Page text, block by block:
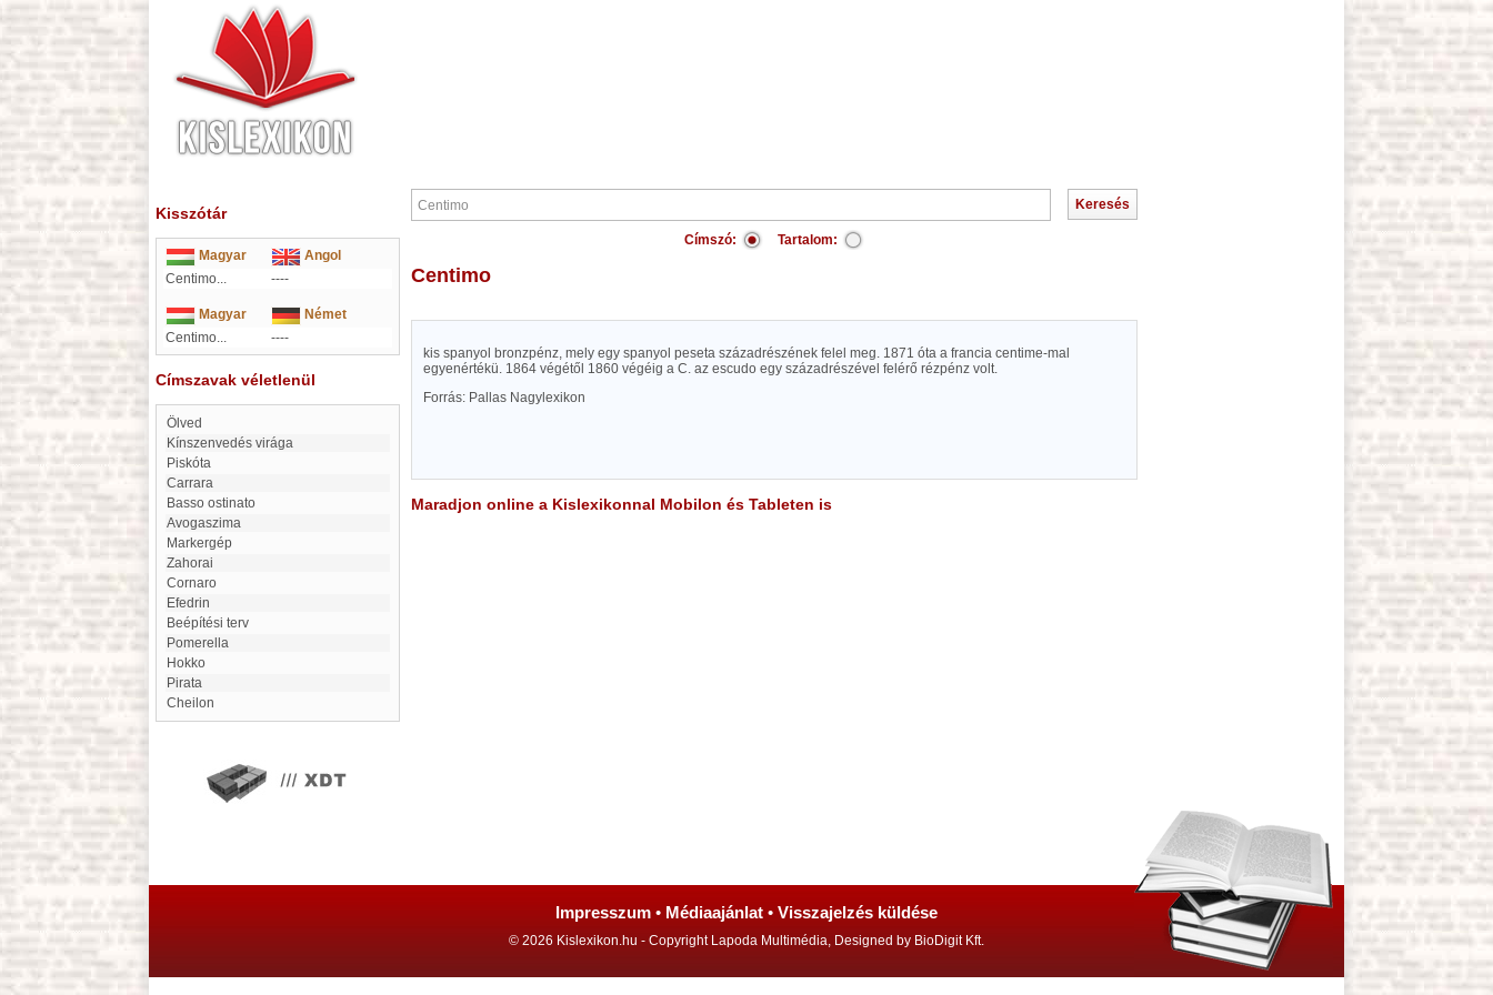
Kisszótár
Magyar
Angol
Centimo...
----
Magyar
Német
Centimo...
----
Címszavak véletlenül
Ölved
Kínszenvedés virága
Piskóta
Carrara
basso ostinato
Avogaszima
markergép
Zahorai
Cornaro
efedrin
Beépítési terv
Pomerella
Hokko
Pirata
Cheilon
Címszó: Tartalom:
Centimo
kis spanyol bronzpénz, mely egy spanyol peseta századrészének felel meg. 1871 óta a francia centime-mal
egyenértékü. 1864 végétől 1860 végéig a C. az escudo egy századrészével felérő rézpénz volt.
Forrás: Pallas Nagylexikon
Maradjon online a Kislexikonnal Mobilon és Tableten is
Impresszum • Médiaajánlat • Visszajelzés küldése
© 2026 Kislexikon.hu - Copyright Lapoda Multimédia, Designed by BioDigit Kft.